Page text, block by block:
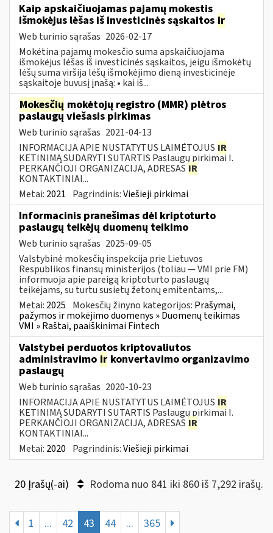
Kaip apskaičiuojamas pajamų mokestis
išmokėjus lėšas iš investicinės sąskaitos ir
Web turinio sąrašas 2026-02-17
Mokėtina pajamų mokesčio suma apskaičiuojama
išmokėjus lėšas iš investicinės sąskaitos, jeigu išmokėtų
lėšų suma viršija lėšų išmokėjimo dieną investicinėje
sąskaitoje buvusį įnašą: • kai iš...
Mokesčių mokėtojų registro (MMR) plėtros
paslaugų viešasis pirkimas
Web turinio sąrašas 2021-04-13
INFORMACIJA APIE NUSTATYTUS LAIMĖTOJUS IR
KETINIMĄ SUDARYTI SUTARTIS Paslaugų pirkimai I.
PERKANČIOJI ORGANIZACIJA, ADRESAS IR
KONTAKTINIAI...
Metai: 2021 Pagrindinis:Viešieji pirkimai
Informacinis pranešimas dėl kriptoturto
paslaugų teikėjų duomenų teikimo
Web turinio sąrašas 2025-09-05
Valstybinė mokesčių inspekcija prie Lietuvos
Respublikos finansų ministerijos (toliau — VMI prie FM)
informuoja apie pareigą kriptoturto paslaugų
teikėjams, su turtu susietų žetonų emitentams,...
Metai: 2025 Mokesčių žinyno kategorijos: Prašymai,
pažymos ir mokėjimo duomenys » Duomenų teikimas
VMI » Raštai, paaiškinimai Fintech
Valstybei perduotos kriptovaliutos
administravimo ir konvertavimo organizavimo
paslaugų
Web turinio sąrašas 2020-10-23
INFORMACIJA APIE NUSTATYTUS LAIMĖTOJUS IR
KETINIMĄ SUDARYTI SUTARTIS Paslaugų pirkimai I.
PERKANČIOJI ORGANIZACIJA, ADRESAS IR
KONTAKTINIAI...
Metai: 2020 Pagrindinis:Viešieji pirkimai
20 Įrašų(-ai) Rodoma nuo 841 iki 860 iš 7,292 irašų.
1 ... 42 43 44 ... 365